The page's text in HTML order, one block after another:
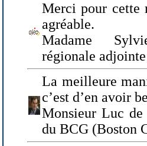
Merci pour cette
agréable.
Madame
régionale
La meilleure
c’est d’en avoir
Monsieur Luc de
du BCG (Boston